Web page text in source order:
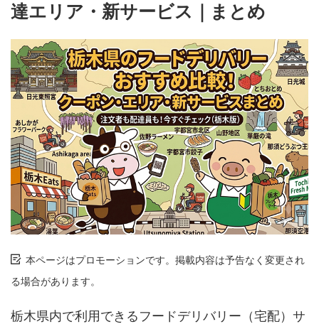
達エリア・新サービス｜まとめ
本ページはプロモーションです。掲載内容は予告なく変更され
る場合があります。
栃木県内で利用できるフードデリバリー（宅配）サ